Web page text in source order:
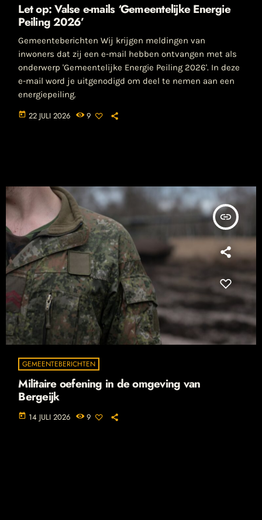
Let op: Valse e-mails ‘Gemeentelijke Energie
Peiling 2026’
Gemeenteberichten Wij krijgen meldingen van
inwoners dat zij een e-mail hebben ontvangen met als
onderwerp 'Gemeentelijke Energie Peiling 2026'. In deze
e-mail word je uitgenodigd om deel te nemen aan een
energiepeiling.
today 22 JULI 2026 9
insert_link
GEMEENTEBERICHTEN
Militaire oefening in de omgeving van
Bergeijk
today 14 JULI 2026 9